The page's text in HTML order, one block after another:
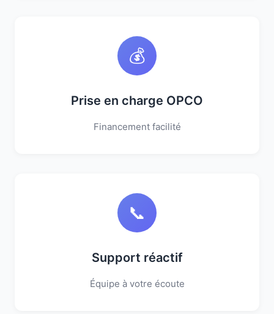
💰
Prise en charge OPCO
Financement facilité
📞
Support réactif
Équipe à votre écoute